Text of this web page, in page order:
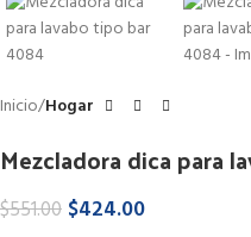
Inicio Hogar
Mezcladora dica para
$551.00 $424.00